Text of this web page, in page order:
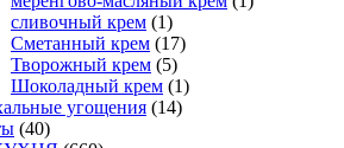
сливочный крем (1)
Сметанный крем (17)
Творожный крем (5)
Шоколадный крем (1)
угощения (14)
(40)